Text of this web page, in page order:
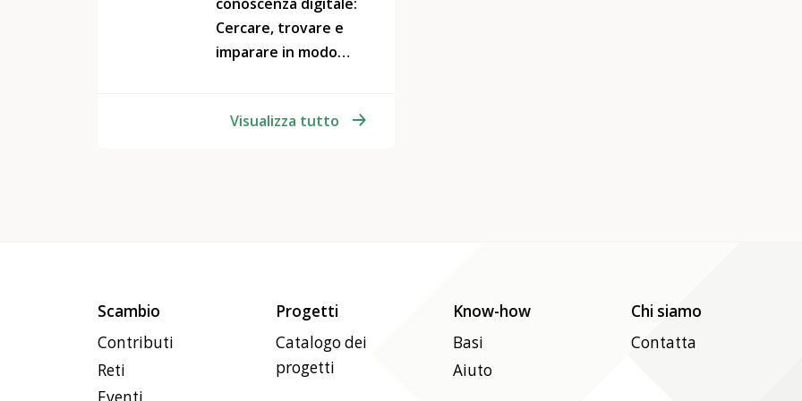
Cercare, trovare e
imparare in modo
Visualizza tutto
Scambio
Contributi
Reti
Progetti
Catalogo dei
progetti
Know-how
Basi
Aiuto
Chi siamo
Contatta